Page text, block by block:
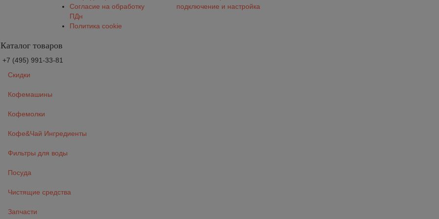
Согласие на обработку
ПДн
Политика cookie
подключение и настройка
Каталог товаров
+7 (495) 991-33-81
Скидки
Кофемашины
Кофемолки
Кофе&Чай Ингредиенты
Фильтры для воды
Посуда
Чистящие средства
Запчасти